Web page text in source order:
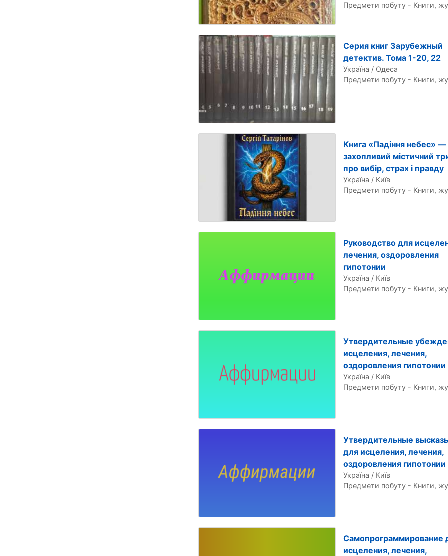
Предмети побуту - Книги,
Серия книг Зарубежный
детектив. Тома 1-20, 22
Україна / Одеса
Предмети побуту - Книги,
Книга «Падіння небес» —
захопливий містичний
про вибір, страх і правду
Україна / Київ
Предмети побуту - Книги,
Руководство для
лечения, оздоровления
гипотонии
Україна / Київ
Предмети побуту - Книги,
Утвердительные
исцеления, лечения,
оздоровления гипотонии
Україна / Київ
Предмети побуту - Книги,
Утвердительные
для исцеления, лечения,
оздоровления гипотонии
Україна / Київ
Предмети побуту - Книги,
Самопрограммирование
исцеления, лечения,